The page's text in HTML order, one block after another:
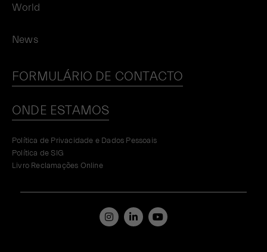
World
News
FORMULÁRIO DE CONTACTO
ONDE ESTAMOS
Política de Privacidade e Dados Pessoais
Política de SIG
Livro Reclamações Online